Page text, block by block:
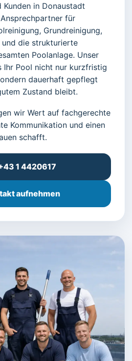
Kunden in Donaustadt
für
Grundreinigung,
und die strukturierte
Poolanlage. Unser
Ihr Pool nicht nur kurzfristig
dauerhaft gepflegt
Zustand bleibt.
wir Wert auf fachgerechte
Kommunikation und einen
schafft.
1 4420617
aufnehmen